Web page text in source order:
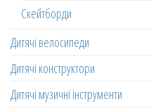
Скейтборди
Дитячі велосипеди
Дитячі конструктори
Дитячі музичні інструменти